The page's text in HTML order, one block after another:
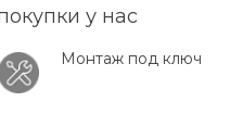
у нас
Монтаж под ключ